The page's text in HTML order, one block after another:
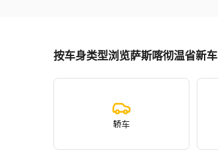
按车身类型浏览萨斯喀彻温省新车
轿车